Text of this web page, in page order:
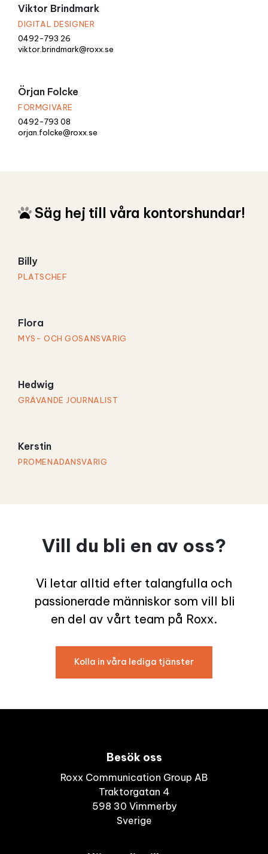
Viktor Brindmark
DIGITAL DESIGNER
0492-793 26
viktor.brindmark@roxx.se
Örjan Folcke
FORMGIVARE
0492-793 08
orjan.folcke@roxx.se
Säg hej till våra kontorshundar!
Billy
PLATSCHEF
Flora
MYS- OCH GOSANSVARIG
Hedwig
GRÄVANDE JOURNALIST
Kerstin
PROMENADANSVARIG
Vill du bli en av oss?
Vi letar alltid efter talangfulla och
passionerade människor som vill bli
en del av vårt team på Roxx.
Kolla in våra lediga tjänster
Besök oss
Roxx Communication Group AB
Traktorgatan 4
598 30 Vimmerby
Sverige